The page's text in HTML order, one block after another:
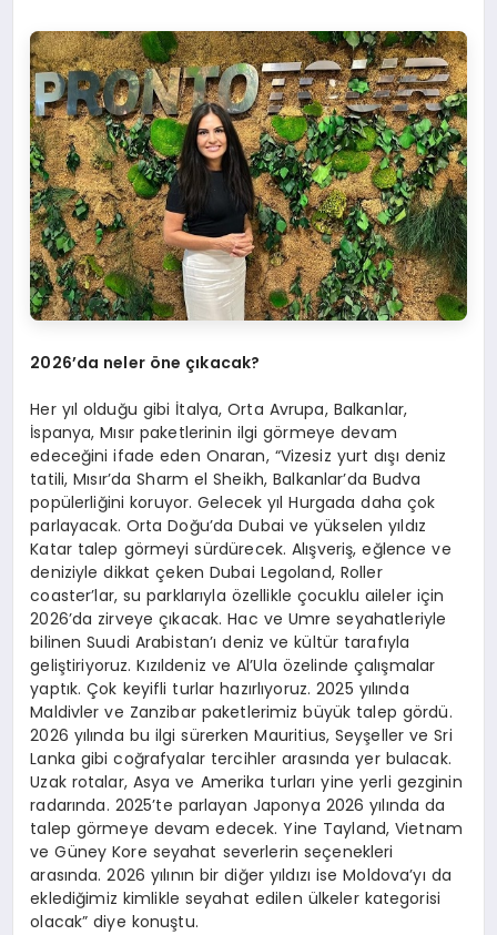
2026’da neler öne çıkacak?
Her yıl olduğu gibi İtalya, Orta Avrupa, Balkanlar,
İspanya, Mısır paketlerinin ilgi görmeye devam
edeceğini ifade eden Onaran, “Vizesiz yurt dışı deniz
tatili, Mısır’da Sharm el Sheikh, Balkanlar’da Budva
popülerliğini koruyor. Gelecek yıl Hurgada daha çok
parlayacak. Orta Doğu’da Dubai ve yükselen yıldız
Katar talep görmeyi sürdürecek. Alışveriş, eğlence ve
deniziyle dikkat çeken Dubai Legoland, Roller
coaster’lar, su parklarıyla özellikle çocuklu aileler için
2026’da zirveye çıkacak. Hac ve Umre seyahatleriyle
bilinen Suudi Arabistan’ı deniz ve kültür tarafıyla
geliştiriyoruz. Kızıldeniz ve Al’Ula özelinde çalışmalar
yaptık. Çok keyifli turlar hazırlıyoruz. 2025 yılında
Maldivler ve Zanzibar paketlerimiz büyük talep gördü.
2026 yılında bu ilgi sürerken Mauritius, Seyşeller ve Sri
Lanka gibi coğrafyalar tercihler arasında yer bulacak.
Uzak rotalar, Asya ve Amerika turları yine yerli gezginin
radarında. 2025’te parlayan Japonya 2026 yılında da
talep görmeye devam edecek. Yine Tayland, Vietnam
ve Güney Kore seyahat severlerin seçenekleri
arasında. 2026 yılının bir diğer yıldızı ise Moldova’yı da
eklediğimiz kimlikle seyahat edilen ülkeler kategorisi
olacak” diye konuştu.